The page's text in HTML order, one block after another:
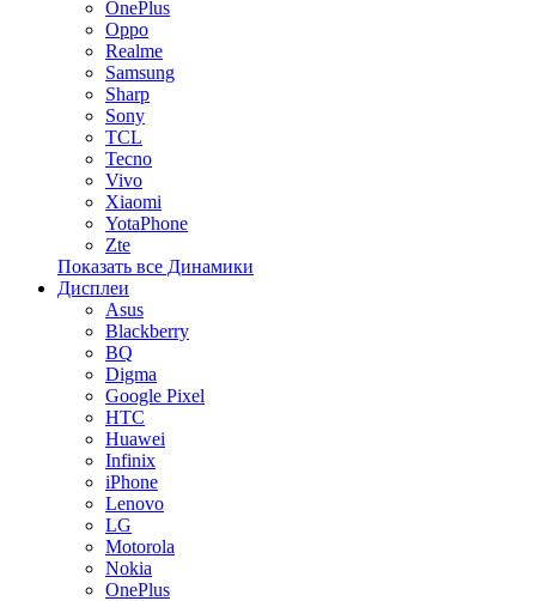
OnePlus
Oppo
Realme
Samsung
Sharp
Sony
TCL
Tecno
Vivo
Xiaomi
YotaPhone
Zte
Показать все Динамики
Дисплеи
Asus
Blackberry
BQ
Digma
Google Pixel
HTC
Huawei
Infinix
iPhone
Lenovo
LG
Motorola
Nokia
OnePlus